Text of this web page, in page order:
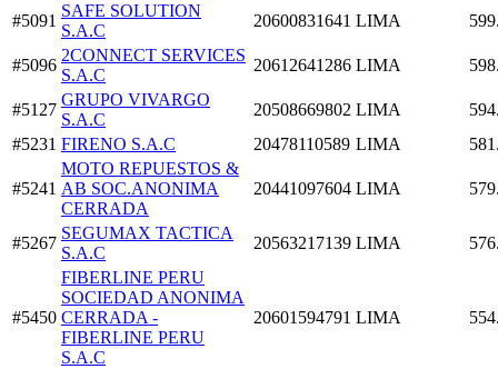
#5091
SAFE SOLUTION
S.A.C
20600831641 LIMA
#5096
2CONNECT SERVICES
S.A.C
20612641286 LIMA
#5127
GRUPO VIVARGO
S.A.C
20508669802 LIMA
#5231 FIRENO S.A.C 20478110589 LIMA
#5241
MOTO REPUESTOS &
AB SOC.ANONIMA
CERRADA
20441097604 LIMA
#5267
SEGUMAX TACTICA
S.A.C
20563217139 LIMA
#5450
FIBERLINE PERU
SOCIEDAD ANONIMA
CERRADA -
FIBERLINE PERU
S.A.C
20601594791 LIMA